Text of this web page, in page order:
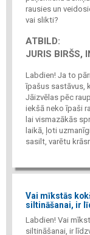
rausies un
vai slikti?
ATBILD:
JURIS BIRŠS,
Labdien! Ja to
īpašus sastāvus,
Jāizvēlas pēc
iekšā neko īpaši
lai vismazākās
laikā, ļoti
sasilt, varētu
Vai mīkstās
siltināšanai, ir
Labdien! Vai
siltināšanai, ir